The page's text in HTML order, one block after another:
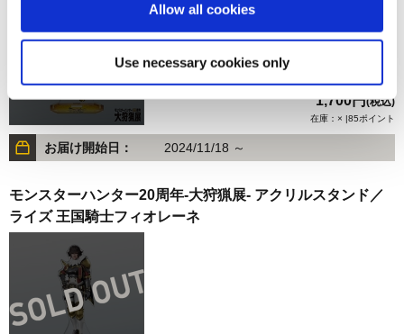
Allow all cookies
Use necessary cookies only
1,700円(税込)
在庫：× |85ポイント
お届け開始日： 2024/11/18 ～
モンスターハンター20周年-大狩猟展- アクリルスタンド／
ライズ 王国騎士フィオレーネ